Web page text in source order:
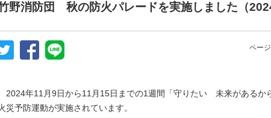
野消防団 秋の防火パレードを実施しました（
ペー
2024年11月9日から11月15日までの1週間「守りたい 未来があるか
災予防運動が実施されています。